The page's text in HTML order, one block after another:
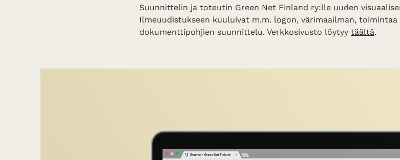
Suunnittelin ja toteutin Green Net Finland ry:lle uuden
Ilmeuudistukseen kuuluivat m.m. logon, värimaailman,
dokumenttipohjien suunnittelu. Verkkosivusto löytyy täältä.